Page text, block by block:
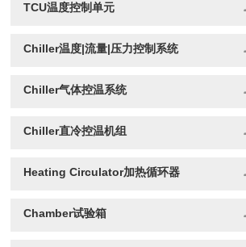
TCU温度控制单元
Chiller温度|流量|压力控制系统
Chiller气体控温系统
Chiller直冷控温机组
Heating Circulator加热循环器
Chamber试验箱